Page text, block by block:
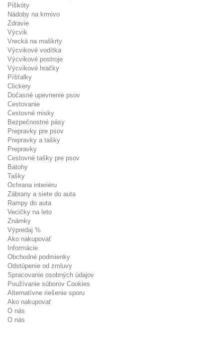
Piškóty
Nádoby na krmivo
Zdravie
Výcvik
Vrecká na maškrty
Výcvikové vodítka
Výcvikové postroje
Výcvikové hračky
Píšťalky
Clickery
Dočasné upevnenie psov
Cestovanie
Cestovné misky
Bezpečnostné pásy
Prepravky pre psov
Prepravky a tašky
Prepravky
Cestovné tašky pre psov
Batohy
Tašky
Ochrana interiéru
Zábrany a siete do auta
Rampy do auta
Vecičky na leto
Známky
Výpredaj %
Ako nakupovať
Informácie
Obchodné podmienky
Odstúpenie od zmluvy
Spracovanie osobných údajov
Používanie súborov Cookies
Alternatívne riešenie sporu
Ako nakupovať
O nás
O nás